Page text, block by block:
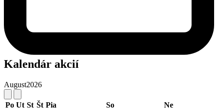
Kalendár akcií
August2026
Po Ut St Št Pia So
Ne